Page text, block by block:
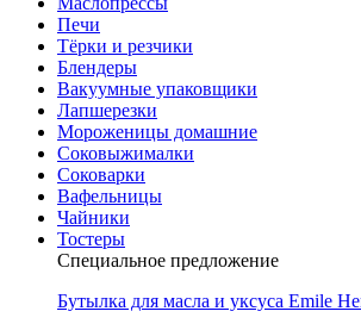
Печи
Тёрки и резчики
Блендеры
Вакуумные упаковщики
Лапшерезки
Мороженицы домашние
Соковыжималки
Соковарки
Вафельницы
Чайники
Тостеры
Специальное предложение
Бутылка для масла и уксуса Emile